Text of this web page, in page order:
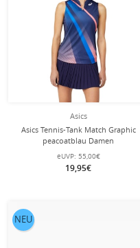
Asics
Asics Tennis-Tank Match Graphic
peacoatblau Damen
eUVP: 55,00€
19,95€
NEU